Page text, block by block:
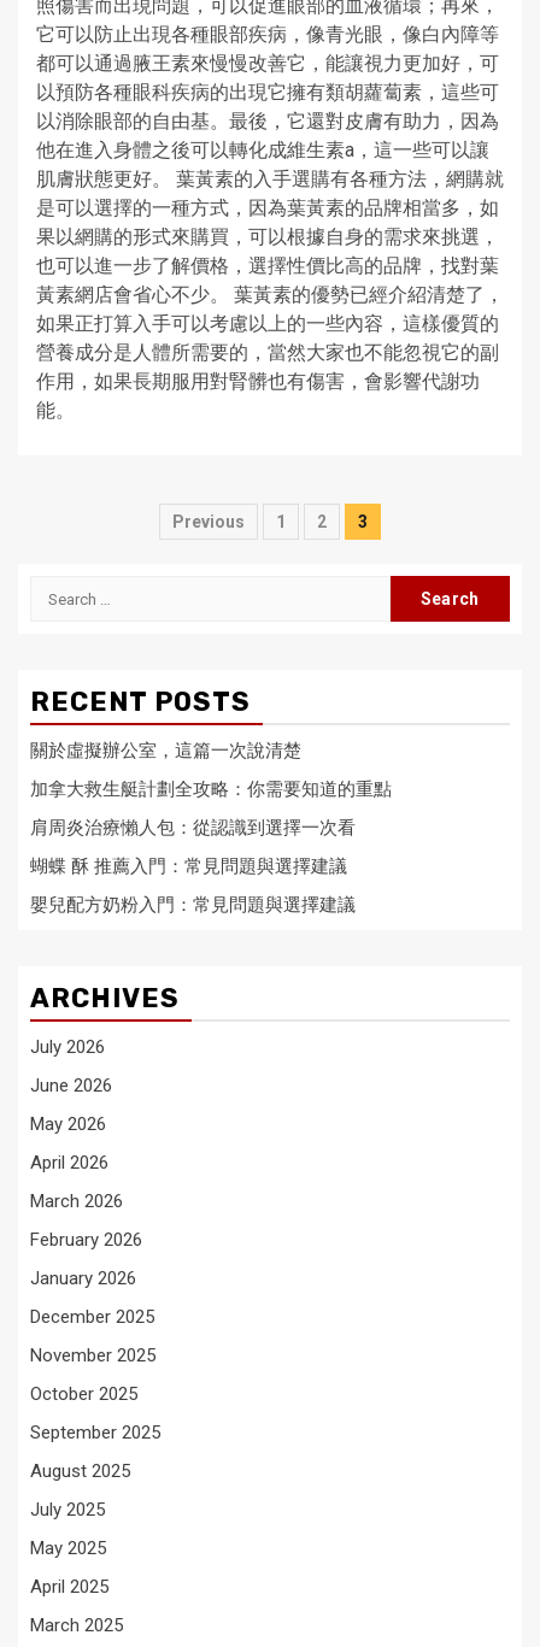
照傷害而出現問題，可以促進眼部的血液循環；再來，
它可以防止出現各種眼部疾病，像青光眼，像白內障等
都可以通過腋王素來慢慢改善它，能讓視力更加好，可
以預防各種眼科疾病的出現它擁有類胡蘿蔔素，這些可
以消除眼部的自由基。最後，它還對皮膚有助力，因為
他在進入身體之後可以轉化成維生素a，這一些可以讓
肌膚狀態更好。 葉黃素的入手選購有各種方法，網購就
是可以選擇的一種方式，因為葉黃素的品牌相當多，如
果以網購的形式來購買，可以根據自身的需求來挑選，
也可以進一步了解價格，選擇性價比高的品牌，找對葉
黃素網店會省心不少。 葉黃素的優勢已經介紹清楚了，
如果正打算入手可以考慮以上的一些內容，這樣優質的
營養成分是人體所需要的，當然大家也不能忽視它的副
作用，如果長期服用對腎髒也有傷害，會影響代謝功
能。
Posts
Previous 1 2 3
Search
RECENT POSTS
關於虛擬辦公室，這篇一次說清楚
加拿大救生艇計劃全攻略：你需要知道的重點
肩周炎治療懶人包：從認識到選擇一次看
蝴蝶 酥 推薦入門：常見問題與選擇建議
嬰兒配方奶粉入門：常見問題與選擇建議
ARCHIVES
July 2026
June 2026
May 2026
April 2026
March 2026
February 2026
January 2026
December 2025
November 2025
October 2025
September 2025
August 2025
July 2025
May 2025
April 2025
March 2025